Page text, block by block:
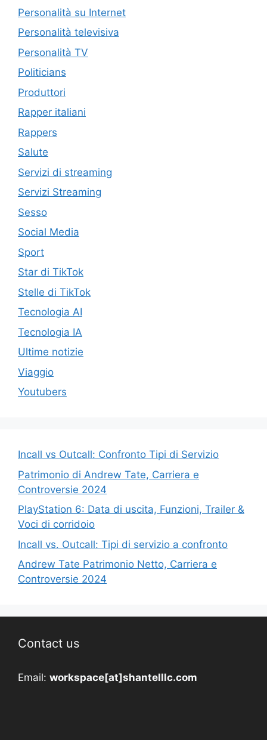
Personalità su Internet
Personalità televisiva
Personalità TV
Politicians
Produttori
Rapper italiani
Rappers
Salute
Servizi di streaming
Servizi Streaming
Sesso
Social Media
Sport
Star di TikTok
Stelle di TikTok
Tecnologia AI
Tecnologia IA
Ultime notizie
Viaggio
Youtubers
Incall vs Outcall: Confronto Tipi di Servizio
Patrimonio di Andrew Tate, Carriera e
Controversie 2024
PlayStation 6: Data di uscita, Funzioni, Trailer &
Voci di corridoio
Incall vs. Outcall: Tipi di servizio a confronto
Andrew Tate Patrimonio Netto, Carriera e
Controversie 2024
Contact us
Email: workspace[at]shantelllc.com